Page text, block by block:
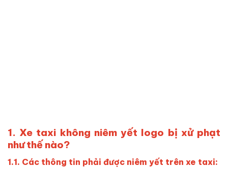
1. Xe taxi không niêm yết logo bị xử phạt
như thế nào?
1.1. Các thông tin phải được niêm yết trên xe taxi: